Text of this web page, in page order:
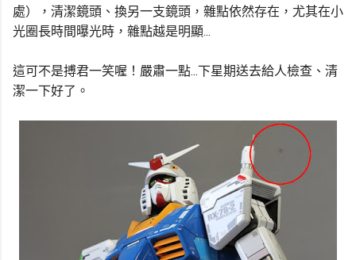
處），清潔鏡頭、換另一支鏡頭，雜點依然存在，尤其在小
光圈長時間曝光時，雜點越是明顯...
這可不是搏君一笑喔！嚴肅一點...下星期送去給人檢查、清
潔一下好了。